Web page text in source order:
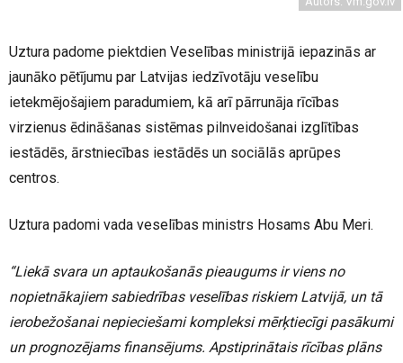
Uztura padome piektdien Veselības ministrijā iepazinās ar
jaunāko pētījumu par Latvijas iedzīvotāju veselību
ietekmējošajiem paradumiem, kā arī pārrunāja rīcības
virzienus ēdināšanas sistēmas pilnveidošanai izglītības
iestādēs, ārstniecības iestādēs un sociālās aprūpes
centros.
Uztura padomi vada veselības ministrs Hosams Abu Meri.
“Liekā svara un aptaukošanās pieaugums ir viens no
nopietnākajiem sabiedrības veselības riskiem Latvijā, un tā
ierobežošanai nepieciešami kompleksi mērķtiecīgi pasākumi
un prognozējams finansējums. Apstiprinātais rīcības plāns